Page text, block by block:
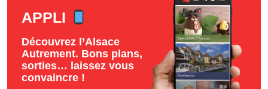
APPLI
Découvrez l’Alsace
Autrement. Bons plans,
sorties… laissez vous
convaincre !